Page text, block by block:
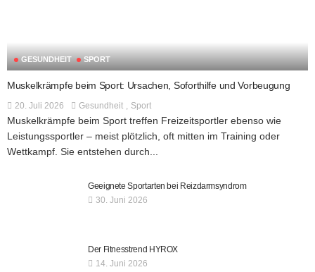
GESUNDHEIT SPORT
Muskelkrämpfe beim Sport: Ursachen, Soforthilfe und Vorbeugung
20. Juli 2026 Gesundheit Sport
Muskelkrämpfe beim Sport treffen Freizeitsportler ebenso wie
Leistungssportler – meist plötzlich, oft mitten im Training oder
Wettkampf. Sie entstehen durch...
Geeignete Sportarten bei Reizdarmsyndrom
30. Juni 2026
Der Fitnesstrend HYROX
14. Juni 2026